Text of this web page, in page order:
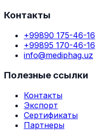
Контакты
+99890 175-46-16
+99895 170-46-16
info@mediphag.uz
Полезные ссылки
Контакты
Экспорт
Сертификаты
Партнеры